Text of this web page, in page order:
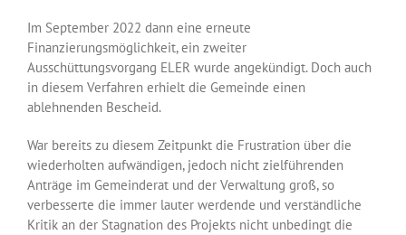
Im September 2022 dann eine erneute
Finanzierungsmöglichkeit, ein zweiter
Ausschüttungsvorgang ELER wurde angekündigt. Doch auch
in diesem Verfahren erhielt die Gemeinde einen
ablehnenden Bescheid.
War bereits zu diesem Zeitpunkt die Frustration über die
wiederholten aufwändigen, jedoch nicht zielführenden
Anträge im Gemeinderat und der Verwaltung groß, so
verbesserte die immer lauter werdende und verständliche
Kritik an der Stagnation des Projekts nicht unbedingt die